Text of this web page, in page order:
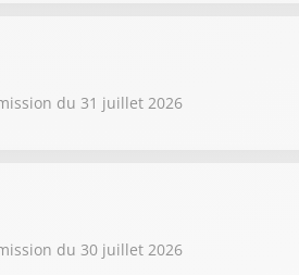
du 31 juillet 2026
du 30 juillet 2026